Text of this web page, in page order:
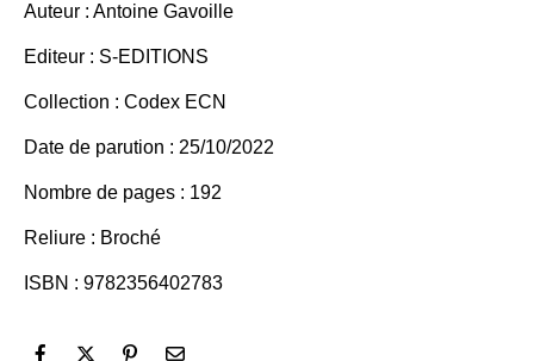
Auteur : Antoine Gavoille
Editeur : S-EDITIONS
Collection : Codex ECN
Date de parution : 25/10/2022
Nombre de pages : 192
Reliure : Broché
ISBN : 9782356402783